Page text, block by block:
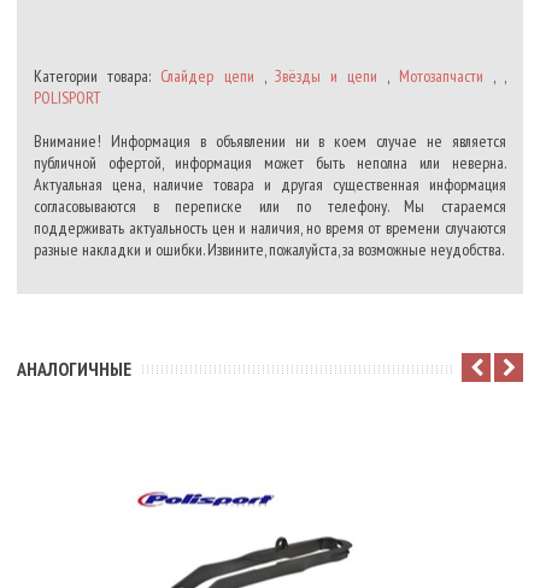
Категории товара: Слайдер цепи , Звёзды и цепи , Мотозапчасти , ,
POLISPORT
Внимание! Информация в объявлении ни в коем случае не является
публичной офертой, информация может быть неполна или неверна.
Актуальная цена, наличие товара и другая существенная информация
согласовываются в переписке или по телефону. Мы стараемся
поддерживать актуальность цен и наличия, но время от времени случаются
разные накладки и ошибки. Извините, пожалуйста, за возможные неудобства.
АНАЛОГИЧНЫЕ